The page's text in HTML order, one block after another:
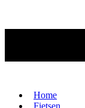
Home
Fietsen